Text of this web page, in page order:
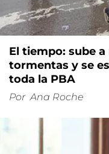
El tiempo: sube
tormentas y se
toda la PBA
Por Ana Roche